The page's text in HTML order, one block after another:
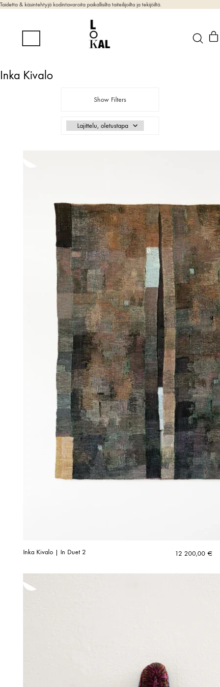
Taidetta & käsintehtyjä kodintavaroita paikallisilta taiteilijoilta ja tekijöiltä.
Inka Kivalo
Show Filters
Inka Kivalo | In Duet 2 12 200,00 €